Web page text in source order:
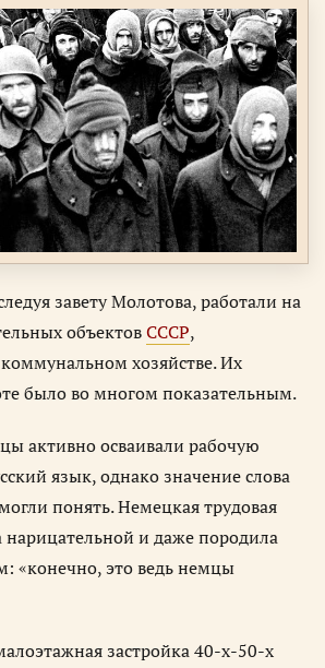
завету Молотова, работали на
объектовСССР,
хозяйстве. Их
было во многом показательным.
активно осваивали рабочую
язык, однако значение слова
понять. Немецкая трудовая
нарицательной и даже породила
«конечно, это ведь немцы
застройка 40-х-50-х